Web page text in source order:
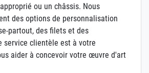
ou un châssis. Nous
des options de personnalisation
partout, des filets et des
service clientèle est à votre
aider à concevoir votre œuvre d'art